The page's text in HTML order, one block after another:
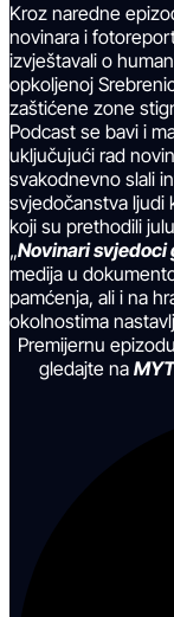
Kroz naredne
novinara i
izvještavali o
opkoljenoj
zaštićene zone
Podcast se bavi i
uključujući rad
svakodnevno slali
svjedočanstva ljudi
koji su prethodili
„Novinari svjedoci
medija u
pamćenja, ali i na
okolnostima
Premijernu
gledajte na